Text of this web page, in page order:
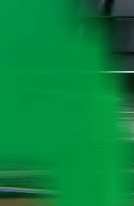
medibles.
publicitarias